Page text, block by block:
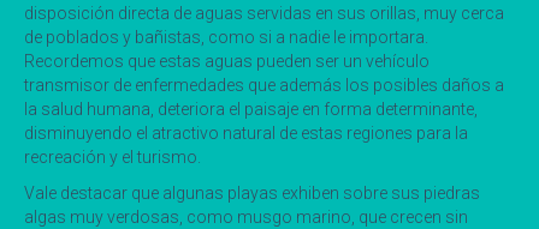
disposición directa de aguas servidas en sus orillas, muy cerca
de poblados y bañistas, como si a nadie le importara.
Recordemos que estas aguas pueden ser un vehículo
transmisor de enfermedades que además los posibles daños a
la salud humana, deteriora el paisaje en forma determinante,
disminuyendo el atractivo natural de estas regiones para la
recreación y el turismo.
Vale destacar que algunas playas exhiben sobre sus piedras
algas muy verdosas, como musgo marino, que crecen sin